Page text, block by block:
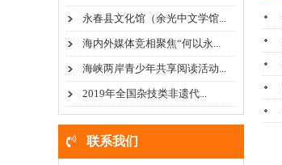
永春县文化馆（余光中文学馆...
海内外媒体竞相聚焦“何以永...
海峡两岸青少年共享阅读活动...
2019年全国杂技类非遗代...
联系我们